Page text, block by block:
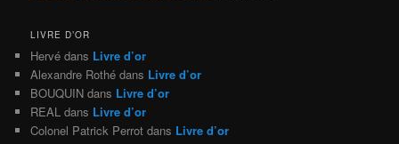
LIVRE D’OR
Hervé dans Livre d’or
Alexandre Rothé dans Livre d’or
BOUQUIN dans Livre d’or
REAL dans Livre d’or
Colonel Patrick Perrot dans Livre d’or